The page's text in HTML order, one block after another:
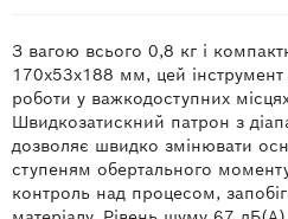
З вагою всього 0,8 кг і
170х53х188 мм, цей інструмент
роботи у важкодоступних
Швидкозатискний патрон з
дозволяє швидко змінювати
ступеням обертального
контроль над процесом,